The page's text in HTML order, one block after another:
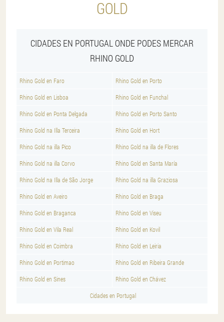
GOLD
CIDADES EN PORTUGAL ONDE PODES MERCAR
RHINO GOLD
Rhino Gold en Faro Rhino Gold en Porto
Rhino Gold en Lisboa Rhino Gold en Funchal
Rhino Gold en Ponta Delgada Rhino Gold en Porto Santo
Rhino Gold na Illa Terceira Rhino Gold en Hort
Rhino Gold na illa Pico Rhino Gold na illa de Flores
Rhino Gold na illa Corvo Rhino Gold en Santa María
Rhino Gold na Illa de São Jorge Rhino Gold na illa Graziosa
Rhino Gold en Aveiro Rhino Gold en Braga
Rhino Gold en Braganca Rhino Gold en Viseu
Rhino Gold en Vila Real Rhino Gold en Kovil
Rhino Gold en Coimbra Rhino Gold en Leiria
Rhino Gold en Portimao Rhino Gold en Ribeira Grande
Rhino Gold en Sines Rhino Gold en Chávez
Cidades en Portugal